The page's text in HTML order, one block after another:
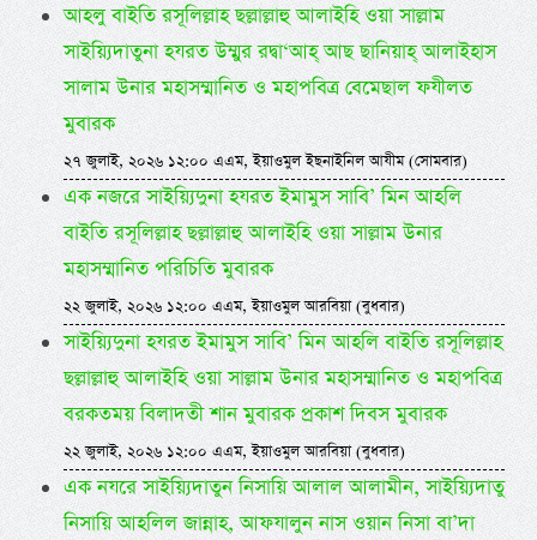
আহলু বাইতি রসূলিল্লাহ ছল্লাল্লাহু আলাইহি ওয়া সাল্লাম
সাইয়্যিদাতুনা হযরত উম্মুর রদ্বা‘আহ্ আছ ছানিয়াহ্ আলাইহাস
সালাম উনার মহাসম্মানিত ও মহাপবিত্র বেমেছাল ফযীলত
মুবারক
২৭ জুলাই, ২০২৬ ১২:০০ এএম, ইয়াওমুল ইছনাইনিল আযীম (সোমবার)
এক নজরে সাইয়্যিদুনা হযরত ইমামুস সাবি’ মিন আহলি
বাইতি রসূলিল্লাহ ছল্লাল্লাহু আলাইহি ওয়া সাল্লাম উনার
মহাসম্মানিত পরিচিতি মুবারক
২২ জুলাই, ২০২৬ ১২:০০ এএম, ইয়াওমুল আরবিয়া (বুধবার)
সাইয়্যিদুনা হযরত ইমামুস সাবি’ মিন আহলি বাইতি রসূলিল্লাহ
ছল্লাল্লাহু আলাইহি ওয়া সাল্লাম উনার মহাসম্মানিত ও মহাপবিত্র
বরকতময় বিলাদতী শান মুবারক প্রকাশ দিবস মুবারক
২২ জুলাই, ২০২৬ ১২:০০ এএম, ইয়াওমুল আরবিয়া (বুধবার)
এক নযরে সাইয়্যিদাতুন নিসায়ি আলাল আলামীন, সাইয়্যিদাতু
নিসায়ি আহলিল জান্নাহ, আফযালুন নাস ওয়ান নিসা বা’দা